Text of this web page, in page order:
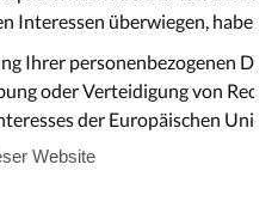
Interessen überwiegen, haben
Ihrer personenbezogenen
oder Verteidigung von
der Europäischen
Website